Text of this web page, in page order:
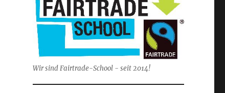
Wir sind Fairtrade-School - seit 2014!